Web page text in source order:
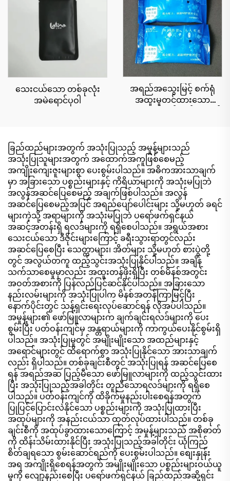
သေးငယ်သော တစ်ခုလုံး
အမဲရောင်ပုဝါ
အရည်အသွေးမြင့် စက်ရုံ
အထူးမှုတင်ထားသော
စိုစွတ်သော ပဝါများ သန့်စင်
မှုနှုန်းသည် ၉၉.၉% အထိရှိ
သည်။
ခြည်ထည်များအတွက် အသုံးပြုသည့် အမှုန့်များသည်
အသုံးပြုသူများအတွက် အထောက်အကူဖြစ်စေမည့်
အကျိုးကျေးဇူးများစွာ ပေးစွမ်းပါသည်။ အဓိကအားသာချက်
မှာ အခြားသော ပစ္စည်းများနှင့် ကိရိယာများကို အသုံးမပြုဘဲ
အလွန်အဆင်ပြေစေမည့် အချက်ဖြစ်ပါသည်။ အလွန်
အဆင်ပြေစေမည့်အပြင် အရည်ပျော်ပေါင်းများ သို့မဟုတ် ခရင်
များကဲ့သို့ အရာများကို အသုံးမပြုဘဲ ပရော်ဖက်ရှင်နယ်
အဆင့်အတန်းရှိ ရလဒ်များကို ရရှိစေပါသည်။ အရွယ်အစား
သေးငယ်သော ဒီဇိုင်းများကြောင့် ခရီးသွားရာတွင်လည်း
အဆင်ပြေစေပြီး သေတ္တာများ၊ အိတ်များ သို့မဟုတ် စားပွဲတို့
တွင် အလွယ်တကူ ထည့်သွင်းအသုံးပြုနိုင်ပါသည်။ အချိန်
သက်သာစေမှုမှာလည်း အထူးတန်ဖိုးရှိပြီး တစ်မိနစ်အတွင်း
အဝတ်အစားကို ပြန်လည်ပြင်ဆင်နိုင်ပါသည်။ အခြားသော
နည်းလမ်းများကို အသုံးပြုပါက မိနစ်အတန်ကြာမြင့်ပြီး
နောက်ပိုင်းတွင် သန့်ရှင်းရေးလုပ်ဆောင်ရန် လိုအပ်ပါသည်။
အမှုန့်များ၏ ဖော်မြူလာများက ချက်ချင်းရလဒ်များကို ပေး
စွမ်းပြီး ပတ်ဝန်းကျင်မှ အန္တရာယ်များကို ကာကွယ်ပေးနိုင်စွမ်းရှိ
ပါသည်။ အသုံးပြုမှုတွင် အမျိုးမျိုးသော အထည်များနှင့်
အရောင်များတွင် ထိရောက်စွာ အသုံးပြုနိုင်သော အားသာချက်
လည်း ရှိပါသည်။ တစ်ခုချင်းစီတွင် အသုံးပြုရန် အဆင်ပြေစေ
ရန် အရည်အဆ ပြည့်မီသော ဖော်မြူလာများကို ထည့်သွင်းထား
ပြီး အသုံးပြုသည့်အခါတိုင်း တူညီသောရလဒ်များကို ရရှိစေ
ပါသည်။ ပတ်ဝန်းကျင်ကို ထိခိုက်မှုနည်းပါးစေရန်အတွက်
ပြုပြင်ပြောင်းလဲနိုင်သော ပစ္စည်းများကို အသုံးပြုထားပြီး
အထုပ်များကို အနည်းငယ်သာ ထုတ်လုပ်ထားပါသည်။ တစ်ခု
ချင်းစီကို အထုပ်ခွာထားသောကြောင့် အမှုန့်များသည် အစိုဓာတ်
ကို ထိန်းသိမ်းထားနိုင်ပြီး အသုံးပြုသည့်အခါတိုင်း ယုံကြည်
စိတ်ချရသော စွမ်းဆောင်ရည်ကို ပေးစွမ်းပါသည်။ စျေးနှုန်း
အရ အကျိုးရှိစေရန်အတွက် အမျိုးမျိုးသော ပစ္စည်းများဝယ်ယူ
မှုကို လျော့နည်းစေပြီး ပရော်ဖက်ရှင်နယ် ခြည်ထည်အဆို့ရှင်း